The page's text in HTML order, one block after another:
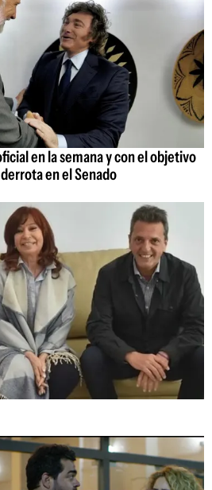
en la semana y con el objetivo
en el Senado